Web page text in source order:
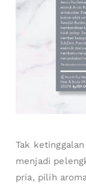
Tak
menjadi
pria, pilih